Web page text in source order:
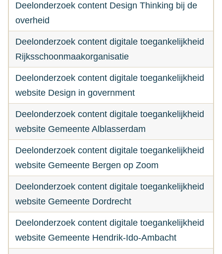
Deelonderzoek content Design Thinking bij de
overheid
Deelonderzoek content digitale toegankelijkheid
Rijksschoonmaakorganisatie
Deelonderzoek content digitale toegankelijkheid
website Design in government
Deelonderzoek content digitale toegankelijkheid
website Gemeente Alblasserdam
Deelonderzoek content digitale toegankelijkheid
website Gemeente Bergen op Zoom
Deelonderzoek content digitale toegankelijkheid
website Gemeente Dordrecht
Deelonderzoek content digitale toegankelijkheid
website Gemeente Hendrik-Ido-Ambacht